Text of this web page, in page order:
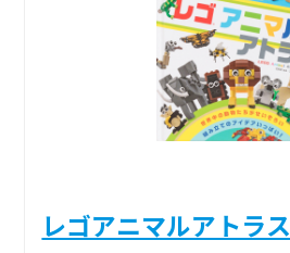
レゴアニマルアトラス